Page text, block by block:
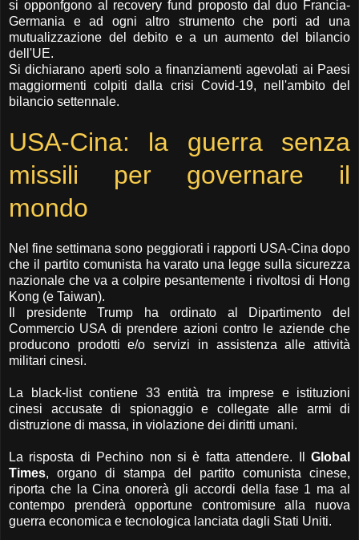
si opponfgono al recovery fund proposto dal duo Francia-
Germania e ad ogni altro strumento che porti ad una
mutualizzazione del debito e a un aumento del bilancio
dell'UE.
Si dichiarano aperti solo a finanziamenti agevolati ai Paesi
maggiormenti colpiti dalla crisi Covid-19, nell'ambito del
bilancio settennale.
USA-Cina: la guerra senza
missili per governare il
mondo
Nel fine settimana sono peggiorati i rapporti USA-Cina dopo
che il partito comunista ha varato una legge sulla sicurezza
nazionale che va a colpire pesantemente i rivoltosi di Hong
Kong (e Taiwan).
Il presidente Trump ha ordinato al Dipartimento del
Commercio USA di prendere azioni contro le aziende che
producono prodotti e/o servizi in assistenza alle attività
militari cinesi.
La black-list contiene 33 entità tra imprese e istituzioni
cinesi accusate di spionaggio e collegate alle armi di
distruzione di massa, in violazione dei diritti umani.
La risposta di Pechino non si è fatta attendere. Il Global
Times, organo di stampa del partito comunista cinese,
riporta che la Cina onorerà gli accordi della fase 1 ma al
contempo prenderà opportune contromisure alla nuova
guerra economica e tecnologica lanciata dagli Stati Uniti.